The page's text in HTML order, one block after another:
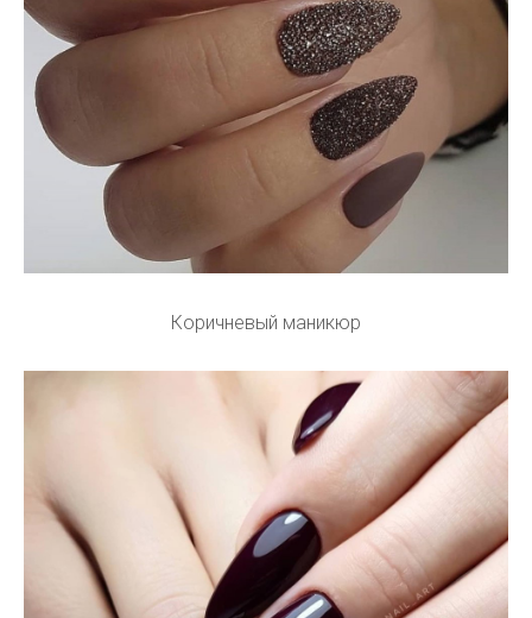
Коричневый маникюр